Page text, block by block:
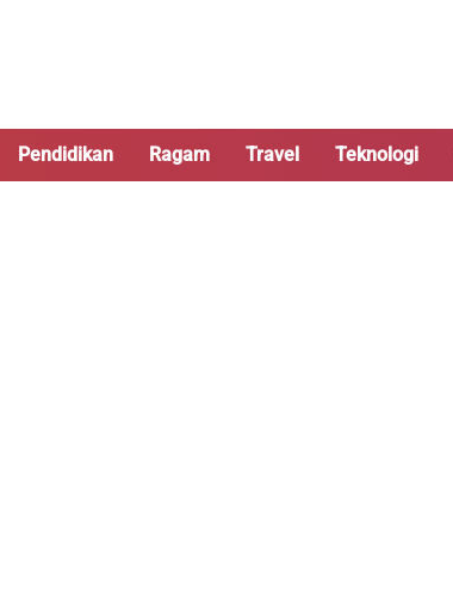
Pendidikan Ragam Travel Teknologi